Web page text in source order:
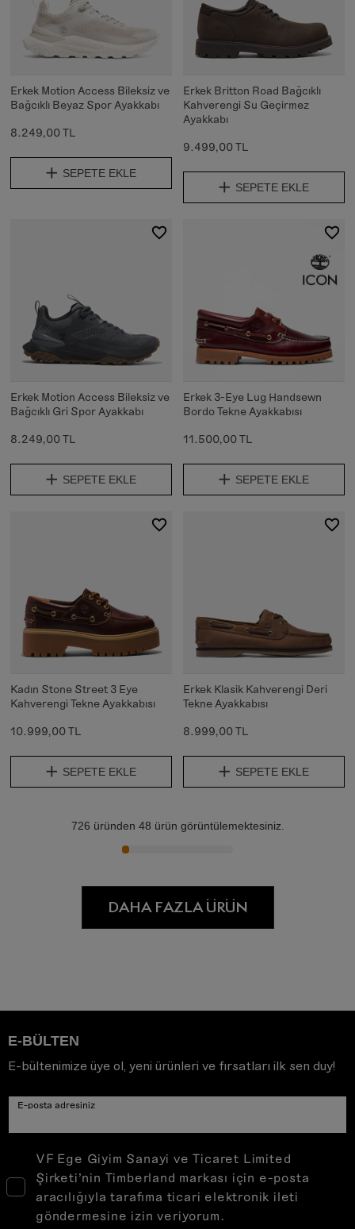
Erkek Motion Access Bileksiz ve
Bağcıklı Beyaz Spor Ayakkabı
8.249,00 TL
SEPETE EKLE
Erkek Britton Road Bağcıklı
Kahverengi Su Geçirmez
Ayakkabı
9.499,00 TL
SEPETE EKLE
Erkek Motion Access Bileksiz ve
Bağcıklı Gri Spor Ayakkabı
8.249,00 TL
SEPETE EKLE
Erkek 3-Eye Lug Handsewn
Bordo Tekne Ayakkabısı
11.500,00 TL
SEPETE EKLE
Kadın Stone Street 3 Eye
Kahverengi Tekne Ayakkabısı
10.999,00 TL
SEPETE EKLE
Erkek Klasik Kahverengi Deri
Tekne Ayakkabısı
8.999,00 TL
SEPETE EKLE
726 üründen 48 ürün görüntülemektesiniz.
DAHA FAZLA ÜRÜN
E-BÜLTEN
E-bültenimize üye ol, yeni ürünleri ve fırsatları ilk sen duy!
E-posta adresiniz
VF Ege Giyim Sanayi ve Ticaret Limited
Şirketi’nin Timberland markası için e-posta
aracılığıyla tarafıma ticari elektronik ileti
göndermesine izin veriyorum.